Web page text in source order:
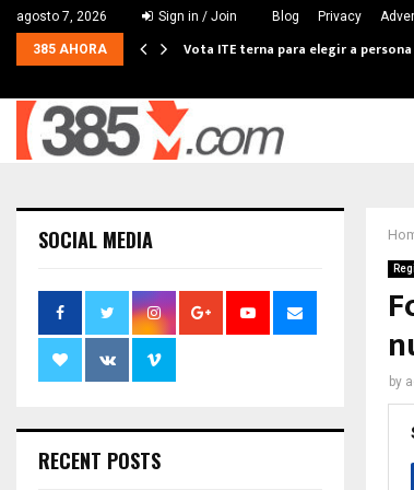
agosto 7, 2026 Sign in / Join Blog Privacy
385 AHORA Vota ITE terna para elegir a
by
SOCIAL MEDIA
RECENT POSTS